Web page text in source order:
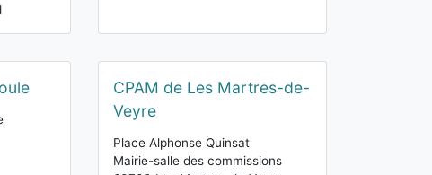
CPAM de Les Martres-de-
Veyre
Place Alphonse Quinsat
Mairie-salle des commissions